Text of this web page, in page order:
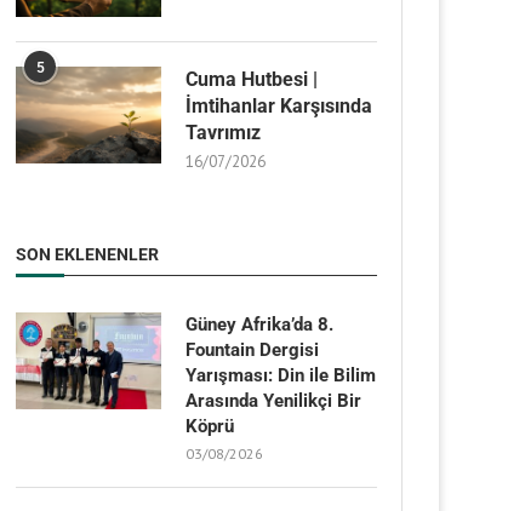
5
Cuma Hutbesi |
İmtihanlar Karşısında
Tavrımız
16/07/2026
SON EKLENENLER
Güney Afrika’da 8.
Fountain Dergisi
Yarışması: Din ile Bilim
Arasında Yenilikçi Bir
Köprü
03/08/2026